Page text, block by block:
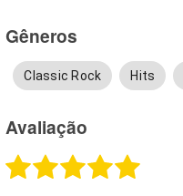
Gêneros
Classic Rock Hits
Avaliação